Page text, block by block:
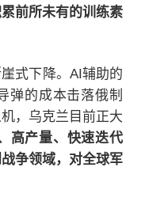
前所未有的训练素
式下降。AI辅助的
弹的成本击落俄制
，乌克兰目前正大
高产量、快速迭代
争领域，对全球军